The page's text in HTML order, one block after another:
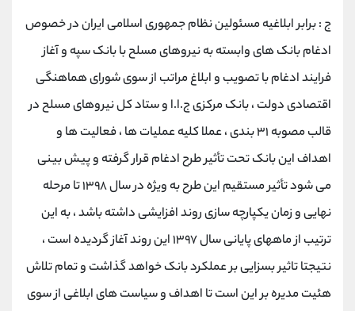
ج : برابر ابلاغیه مسئولین نظام جمهوری اسلامی ایران در خصوص
ادغام بانک های وابسته به نیروهای مسلح با بانک سپه و آغاز
فرایند ادغام با تصویب و ابلاغ مراتب از سوی شورای هماهنگی
اقتصادی دولت ، بانک مرکزی ج.ا.ا و ستاد کل نیروهای مسلح در
قالب مصوبه ۳۱ بندی ، عملا کلیه عملیات ها ، فعالیت ها و
اهداف این بانک تحت تأثیر طرح ادغام قرار گرفته و پیش بینی
می شود تأثیر مستقیم این طرح به ویژه در سال ۱۳۹۸ تا مرحله
نهایی و زمان یکپارچه سازی روند افزایشی داشته باشد ، به این
ترتیب از ماههای پایانی سال ۱۳۹۷ این روند آغاز گردیده است ،
نتیجتا تاثیر بسزایی بر عملکرد بانک خواهد گذاشت و تمام تلاش
هئیت مدیره بر این است تا اهداف و سیاست های ابلاغی از سوی